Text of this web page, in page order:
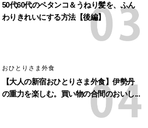
50代60代のペタンコ＆うねり髪を、ふん
わりきれいにする方法【後編】
おひとりさま外食
【大人の新宿おひとりさま外食】伊勢丹
の重力を楽しむ。買い物の合間のおいし...